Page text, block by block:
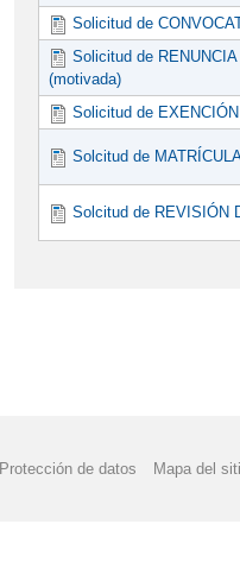
Solicitud de
Solicitud de
(motivada)
Solicitud de
Solcitud de
Solcitud de REVISIÓN
Protección de datos Mapa del